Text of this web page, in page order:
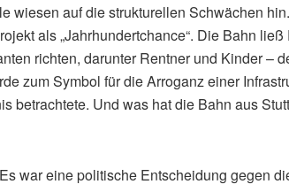
wiesen auf die strukturellen Schwächen
als „Jahrhundertchance“. Die Bahn
richten, darunter Rentner und Kinder –
zum Symbol für die Arroganz einer
betrachtete. Und was hat die Bahn aus
war eine politische Entscheidung gegen